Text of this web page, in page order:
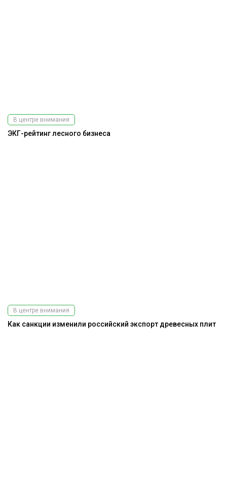
В центре внимания
ЭКГ-рейтинг лесного бизнеса
В центре внимания
Как санкции изменили российский экспорт древесных плит